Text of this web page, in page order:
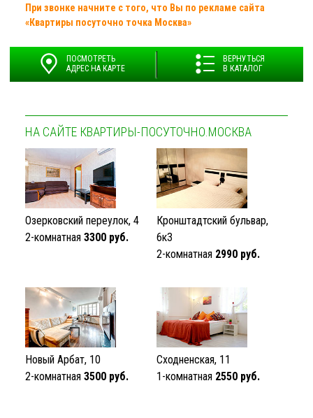
При звонке начните с того, что Вы по рекламе сайта
«Квартиры посуточно точка Москва»
ПОСМОТРЕТЬ
АДРЕС НА КАРТЕ
ВЕРНУТЬСЯ
В КАТАЛОГ
НА САЙТЕ КВАРТИРЫ-ПОСУТОЧНО.МОСКВА
Озерковский переулок, 4
2-комнатная 3300 руб.
Кронштадтский бульвар,
6к3
2-комнатная 2990 руб.
Новый Арбат, 10
2-комнатная 3500 руб.
Сходненская, 11
1-комнатная 2550 руб.